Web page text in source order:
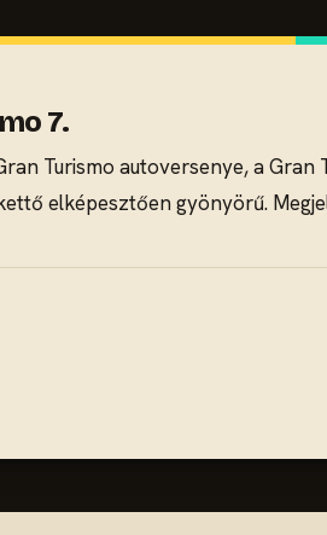
7.
Turismo autoversenye, a Gran
elképesztően gyönyörű.